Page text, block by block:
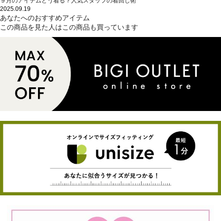
2025.09.19
あなたへのおすすめアイテム
この商品を見た人はこの商品も買っています